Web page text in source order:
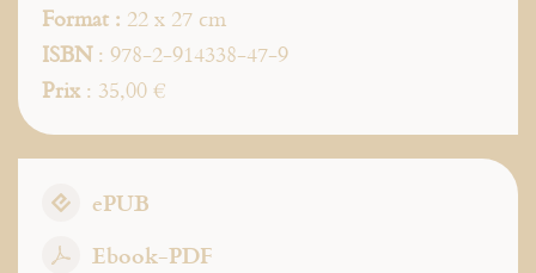
Format : 22 x 27 cm
ISBN: 978-2-914338-47-9
Prix: 35,00 €
ePUB
Ebook-PDF